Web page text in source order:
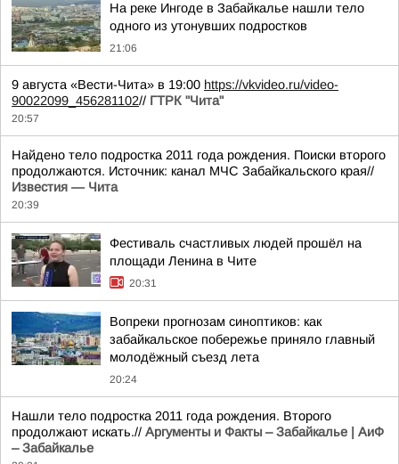
На реке Ингоде в Забайкалье нашли тело
одного из утонувших подростков
21:06
9 августа «Вести-Чита» в 19:00 https://vkvideo.ru/video-
90022099_456281102// ГТРК "Чита"
20:57
Найдено тело подростка 2011 года рождения. Поиски второго
продолжаются. Источник: канал МЧС Забайкальского края//
Известия — Чита
20:39
Фестиваль счастливых людей прошёл на
площади Ленина в Чите
20:31
Вопреки прогнозам синоптиков: как
забайкальское побережье приняло главный
молодёжный съезд лета
20:24
Нашли тело подростка 2011 года рождения. Второго
продолжают искать.// Аргументы и Факты – Забайкалье | АиФ
– Забайкалье